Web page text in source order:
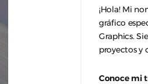
¡Hola! Mi
gráfico
Graphics.
proyectos y
Conoce mi